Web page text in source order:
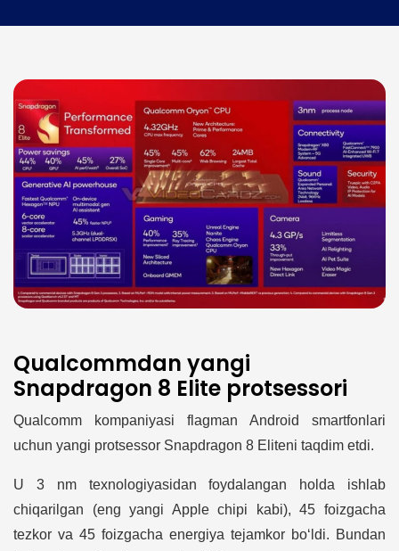
Qualcommdan yangi
Snapdragon 8 Elite protsessori
Qualcomm kompaniyasi flagman Android smartfonlari
uchun yangi protsessor Snapdragon 8 Eliteni taqdim etdi.
U 3 nm texnologiyasidan foydalangan holda ishlab
chiqarilgan (eng yangi Apple chipi kabi), 45 foizgacha
tezkor va 45 foizgacha energiya tejamkor bo‘ldi. Bundan